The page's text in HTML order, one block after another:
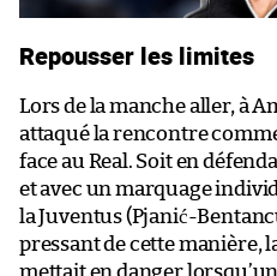
Repousser les limites
Lors de la manche aller, à
attaqué la rencontre
face au Real. Soit en
et avec un marquage
la Juventus (Pjanić-
pressant de cette manière,
mettait en danger